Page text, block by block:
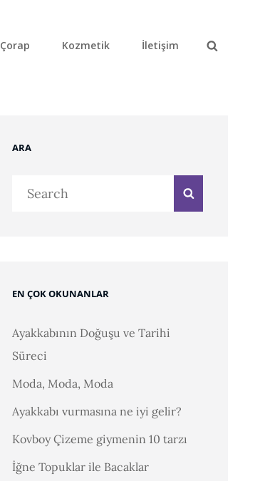
Çorap Kozmetik
İletişim
ARA
EN ÇOK OKUNANLAR
Ayakkabının Doğuşu ve Tarihi
Süreci
Moda, Moda, Moda
Ayakkabı vurmasına ne iyi gelir?
Kovboy Çizeme giymenin 10 tarzı
İğne Topuklar ile Bacaklar